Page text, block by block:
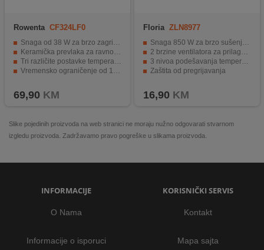
Rowenta CF324LF0
Snaga od 38 W za brzo zagrijavanje.
Keramička prevlaka za ravnomjerno zagrijavanje.
Tri različite postavke temperature.
Vremensko ograničenje od 10 sekundi.
69,90 KM
Floria ZLN8977
Snaga 850 W za brzo sušenje kose
2 brzine ventilatora za prilagodbu sušenja
3 nivoa podešavanja temperature
Zaštita od pregrijavanja
16,90 KM
Slike pojedinih proizvoda na web stranici ne moraju nužno odgovarati stvarnom
izgledu proizvoda. Zadržavamo pravo pogreške u slikama proizvoda.
INFORMACIJE
O Nama
Informacije o isporuci
KORISNIČKI SERVIS
Kontakt
Mapa sajta